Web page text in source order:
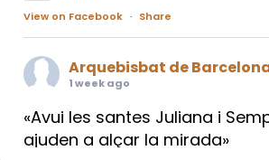
View on Facebook · Share
Arquebisbat de
1 week ago
«Avui les santes Juliana i
ajuden a alçar la mirada»